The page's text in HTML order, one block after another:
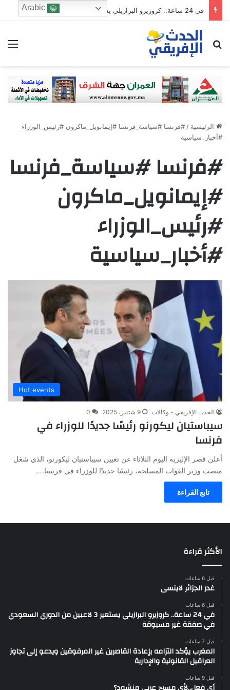
في 24 ساعة.. كروزيرو البرازيلي يستعير 3 لاعبين من الدوري السعودي في صفقة غير مسبوقة
ابحث عن
الرئيسية /#فرنسا #سياسة_فرنسا #إيمانويل_ماكرون #رئيس_الوزراء
#أخبار_سياسية
#فرنسا #سياسة_فرنسا
#إيمانويل_ماكرون
#رئيس_الوزراء
#أخبار_سياسية
Hot events
الحدث الإفريقي - وكالات 9 شتنبر، 2025 0
سيباستيان ليكورنو رئيسًا جديدًا للوزراء في
فرنسا
أعلن قصر الإليزيه اليوم الثلاثاء عن تعيين سيباستيان ليكورنو، الذي شغل
منصب وزير القوات المسلحة، رئيسًا جديدًا للوزراء في فرنسا.…
تابع القراءة
الأكثر قراءة
قبل 6 ساعات
غدر الجزائر لاينسى
قبل 6 ساعات
في 24 ساعة.. كروزيرو البرازيلي يستعير 3 لاعبين من الدوري السعودي
في صفقة غير مسبوقة
قبل 7 ساعات
المغرب يؤكد التزامه بإعادة القاصرين غير المرفوقين ويدعو إلى تجاوز
العراقيل القانونية والإدارية
قبل 9 ساعات
Arabic